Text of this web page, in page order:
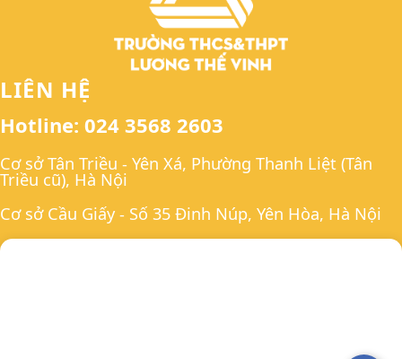
LIÊN HỆ
Hotline: 024 3568 2603
Cơ sở Tân Triều - Yên Xá, Phường Thanh Liệt (Tân
Triều cũ), Hà Nội
Cơ sở Cầu Giấy - Số 35 Đinh Núp, Yên Hòa, Hà Nội